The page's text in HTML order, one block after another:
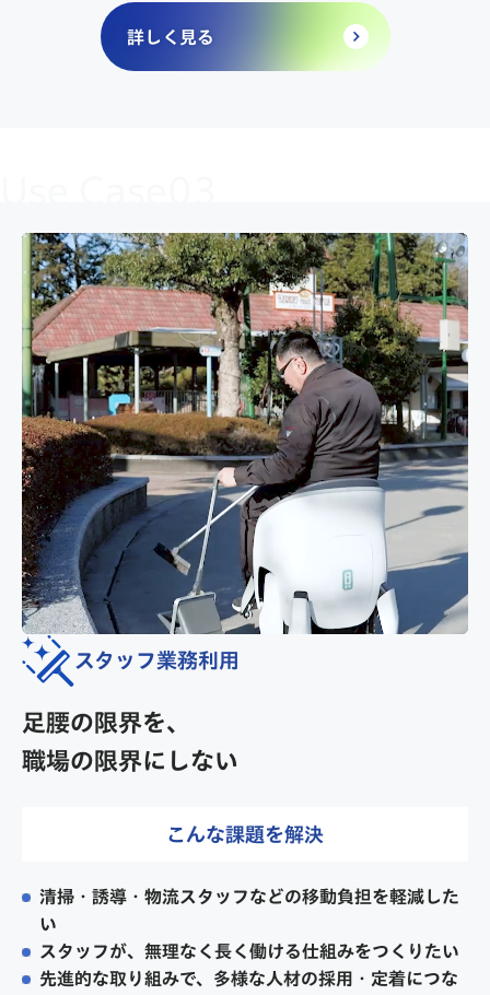
詳しく見る
スタッフ業務利用
足腰の限界を、
職場の限界にしない
こんな課題を解決
清掃・誘導・物流スタッフなどの移動負担を軽減した
い
スタッフが、無理なく長く働ける仕組みをつくりたい
先進的な取り組みで、多様な人材の採用・定着につな